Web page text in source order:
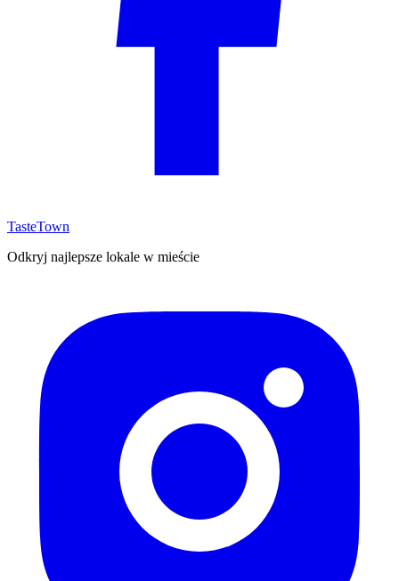
TasteTown
Odkryj najlepsze lokale w mieście